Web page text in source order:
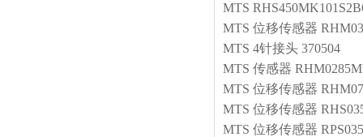
MTS
MTS 位移传感器
MTS 4针接头 370504
MTS 传感器
MTS 位移传感器
MTS 位移传感器
MTS 位移传感器